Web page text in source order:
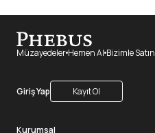
Müzayedeler Hemen Al Bizimle Satın
Giriş Yap Kayıt Ol
Kurumsal